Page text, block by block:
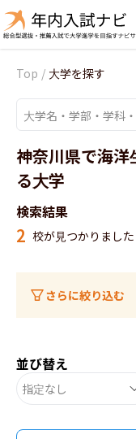
Top / 大学を探す
神奈川県で海洋
る大学
検索結果
2 校が見つかりました
さらに絞り込む
並び替え
指定なし